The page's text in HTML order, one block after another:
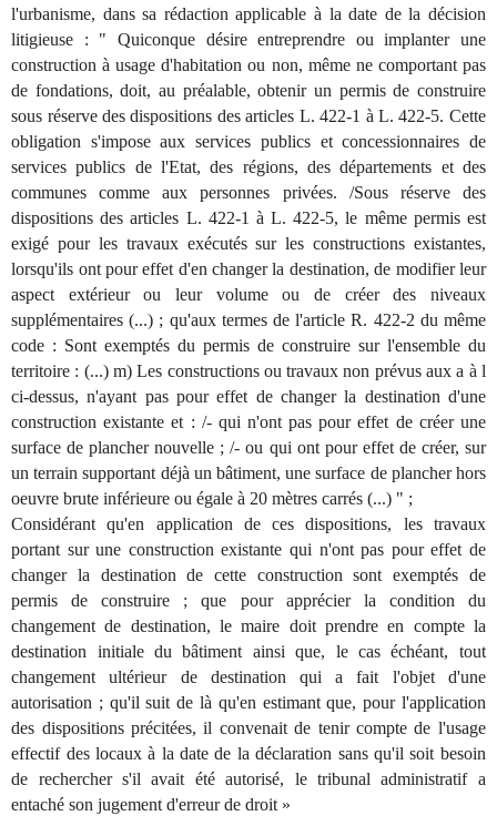
l'urbanisme, dans sa rédaction applicable à la date de la décision
litigieuse : " Quiconque désire entreprendre ou implanter une
construction à usage d'habitation ou non, même ne comportant pas
de fondations, doit, au préalable, obtenir un permis de construire
sous réserve des dispositions des articles L. 422-1 à L. 422-5. Cette
obligation s'impose aux services publics et concessionnaires de
services publics de l'Etat, des régions, des départements et des
communes comme aux personnes privées. /Sous réserve des
dispositions des articles L. 422-1 à L. 422-5, le même permis est
exigé pour les travaux exécutés sur les constructions existantes,
lorsqu'ils ont pour effet d'en changer la destination, de modifier leur
aspect extérieur ou leur volume ou de créer des niveaux
supplémentaires (...) ; qu'aux termes de l'article R. 422-2 du même
code : Sont exemptés du permis de construire sur l'ensemble du
territoire : (...) m) Les constructions ou travaux non prévus aux a à l
ci-dessus, n'ayant pas pour effet de changer la destination d'une
construction existante et : /- qui n'ont pas pour effet de créer une
surface de plancher nouvelle ; /- ou qui ont pour effet de créer, sur
un terrain supportant déjà un bâtiment, une surface de plancher hors
oeuvre brute inférieure ou égale à 20 mètres carrés (...) " ;
Considérant qu'en application de ces dispositions, les travaux
portant sur une construction existante qui n'ont pas pour effet de
changer la destination de cette construction sont exemptés de
permis de construire ; que pour apprécier la condition du
changement de destination, le maire doit prendre en compte la
destination initiale du bâtiment ainsi que, le cas échéant, tout
changement ultérieur de destination qui a fait l'objet d'une
autorisation ; qu'il suit de là qu'en estimant que, pour l'application
des dispositions précitées, il convenait de tenir compte de l'usage
effectif des locaux à la date de la déclaration sans qu'il soit besoin
de rechercher s'il avait été autorisé, le tribunal administratif a
entaché son jugement d'erreur de droit »